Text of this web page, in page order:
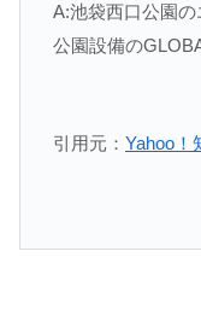
A:池袋西口公園の
公園設備の
引用元： Yahoo！